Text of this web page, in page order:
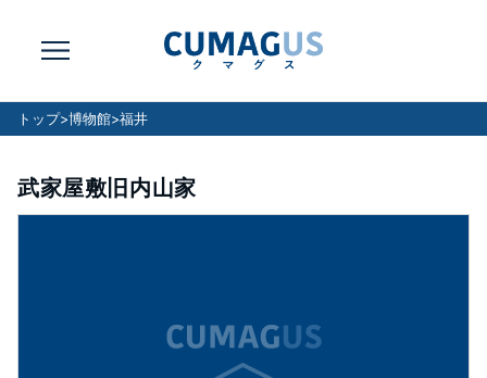
トップ>博物館>福井
武家屋敷旧内山家